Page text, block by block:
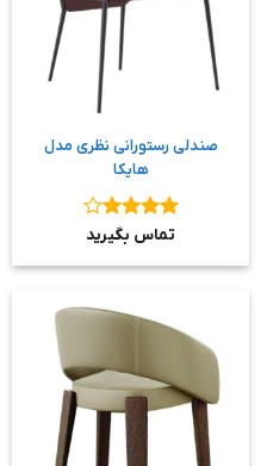
صندلی رستورانی نظری مدل
هایکا
نمره ۴
تماس بگیرید